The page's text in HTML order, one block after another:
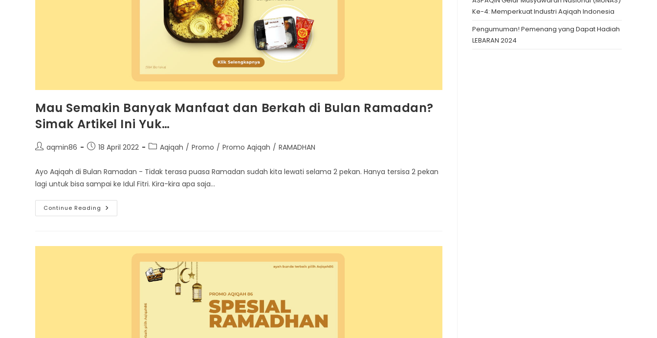
Mau Semakin Banyak Manfaat dan Berkah di Bulan Ramadan?
Simak Artikel Ini Yuk…
Postaqmin86
Post18 April 2022
PostAqiqah / Promo / Promo Aqiqah / RAMADHAN
Ayo Aqiqah di Bulan Ramadan - Tidak terasa puasa Ramadan sudah kita lewati selama 2 pekan. Hanya tersisa 2 pekan
lagi untuk bisa sampai ke Idul Fitri. Kira-kira apa saja…
Continue Reading Mau
Semakin
Di
Ramadan?
Ke-4: Memperkuat Industri Aqiqah Indonesia
Pengumuman! Pemenang yang Dapat Hadiah
LEBARAN 2024